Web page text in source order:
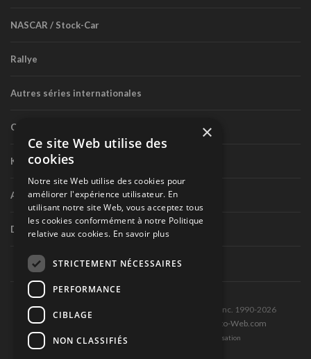
NASCAR / Stock-Car
Rallye
Autres séries internationales
Circuit routier canadien
Karting
Autres séries nationales
Divers
Tous droits réservés © Les Éditions Pole-Position inc. 1990-2026
Ce site est produit et hébergé par Montréal-Photo-Web.com
Politique de confidentialité et Conditions d’utilisation
×
Ce site Web utilise des
cookies
Notre site Web utilise des cookies pour
améliorer l'expérience utilisateur. En
utilisant notre site Web, vous acceptez tous
les cookies conformément à notre Politique
relative aux cookies. En savoir plus
STRICTEMENT NÉCESSAIRES
PERFORMANCE
CIBLAGE
NON CLASSIFIÉS